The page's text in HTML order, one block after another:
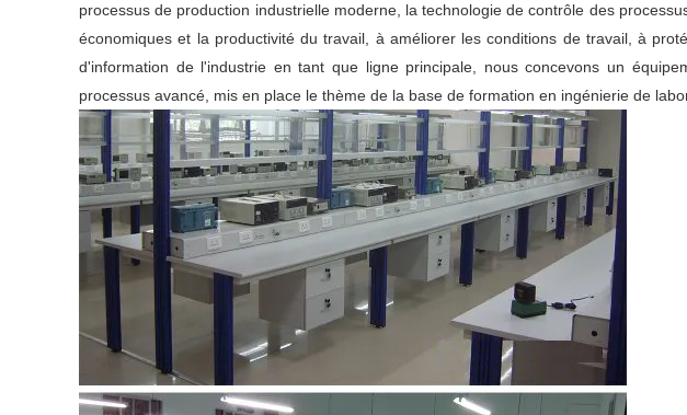
processus de production industrielle moderne, la technologie de contrôle des
économiques et la productivité du travail, à améliorer les conditions de travail, à
d'information de l'industrie en tant que ligne principale, nous concevons un
processus avancé, mis en place le thème de la base de formation en ingénierie de